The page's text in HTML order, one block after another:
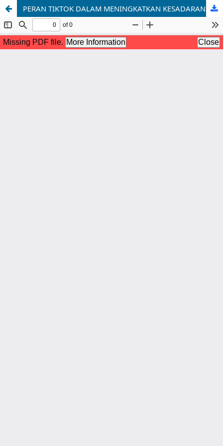
PERAN TIKTOK DALAM MENINGKATKAN KESADARAN MEREK DI KALANGAN MILENIAL DAN GEN Z